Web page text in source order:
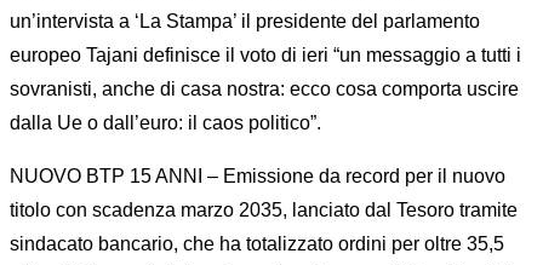
un’intervista a ‘La Stampa’ il presidente del parlamento
europeo Tajani definisce il voto di ieri “un messaggio a tutti i
sovranisti, anche di casa nostra: ecco cosa comporta uscire
dalla Ue o dall’euro: il caos politico”.
NUOVO BTP 15 ANNI – Emissione da record per il nuovo
titolo con scadenza marzo 2035, lanciato dal Tesoro tramite
sindacato bancario, che ha totalizzato ordini per oltre 35,5